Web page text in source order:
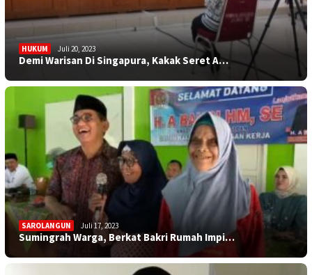
HUKUM Juli 20, 2023
Demi Warisan Di Singapura, Kakak Seret A…
SAROLANGUN Juli 17, 2023
Sumingrah Warga, Berkat Bakri Rumah Impi…